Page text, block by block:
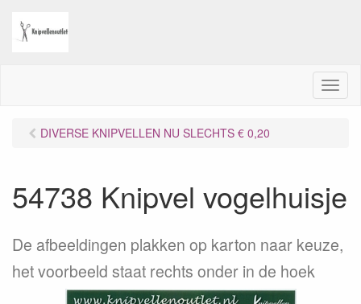
M
e
DIVERSE KNIPVELLEN NU SLECHTS € 0,20
54738 Knipvel vogelhuisje
De afbeeldingen plakken op karton naar keuze,
het voorbeeld staat rechts onder in de hoek